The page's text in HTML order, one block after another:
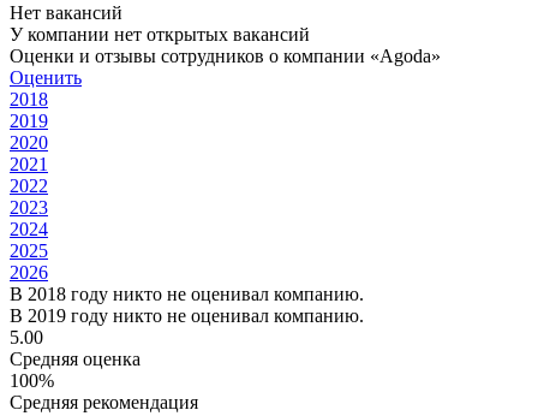
Нет вакансий
У компании нет открытых вакансий
Оценки и отзывы сотрудников о компании «Agoda»
Оценить
2018
2019
2020
2021
2022
2023
2024
2025
2026
В 2018 году никто не оценивал компанию.
В 2019 году никто не оценивал компанию.
5.00
Средняя оценка
100%
Средняя рекомендация